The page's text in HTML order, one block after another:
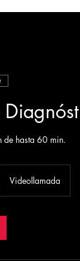
de hasta 60 min.
Videollamada